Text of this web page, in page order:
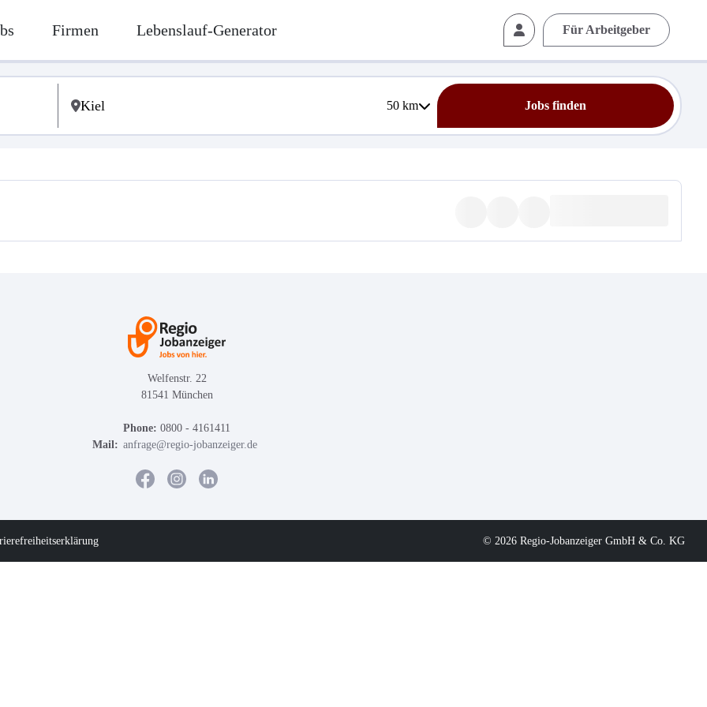
Firmen Lebenslauf-Generator Für Arbeitgeber
50km Jobs finden
Welfenstr. 22
81541 München
Phone: 0800 - 4161411
Mail: anfrage@regio-jobanzeiger.de
© 2026 Regio-Jobanzeiger GmbH & Co. KG